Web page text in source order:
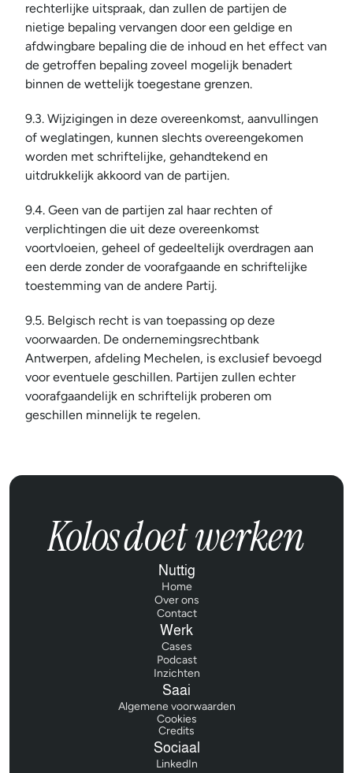
rechterlijke uitspraak, dan zullen de partijen de
nietige bepaling vervangen door een geldige en
afdwingbare bepaling die de inhoud en het effect van
de getroffen bepaling zoveel mogelijk benadert
binnen de wettelijk toegestane grenzen.
9.3. Wijzigingen in deze overeenkomst, aanvullingen
of weglatingen, kunnen slechts overeengekomen
worden met schriftelijke, gehandtekend en
uitdrukkelijk akkoord van de partijen.
9.4. Geen van de partijen zal haar rechten of
verplichtingen die uit deze overeenkomst
voortvloeien, geheel of gedeeltelijk overdragen aan
een derde zonder de voorafgaande en schriftelijke
toestemming van de andere Partij.
9.5. Belgisch recht is van toepassing op deze
voorwaarden. De ondernemingsrechtbank
Antwerpen, afdeling Mechelen, is exclusief bevoegd
voor eventuele geschillen. Partijen zullen echter
voorafgaandelijk en schriftelijk proberen om
geschillen minnelijk te regelen.
Kolosdoet werken
Nuttig
Home
Home
Over ons
Over ons
Contact
Contact
Werk
Cases
Cases
Podcast
Podcast
Inzichten
Inzichten
Saai
Algemene voorwaarden
Algemene voorwaarden
Cookies
Credits
Credits
Sociaal
LinkedIn